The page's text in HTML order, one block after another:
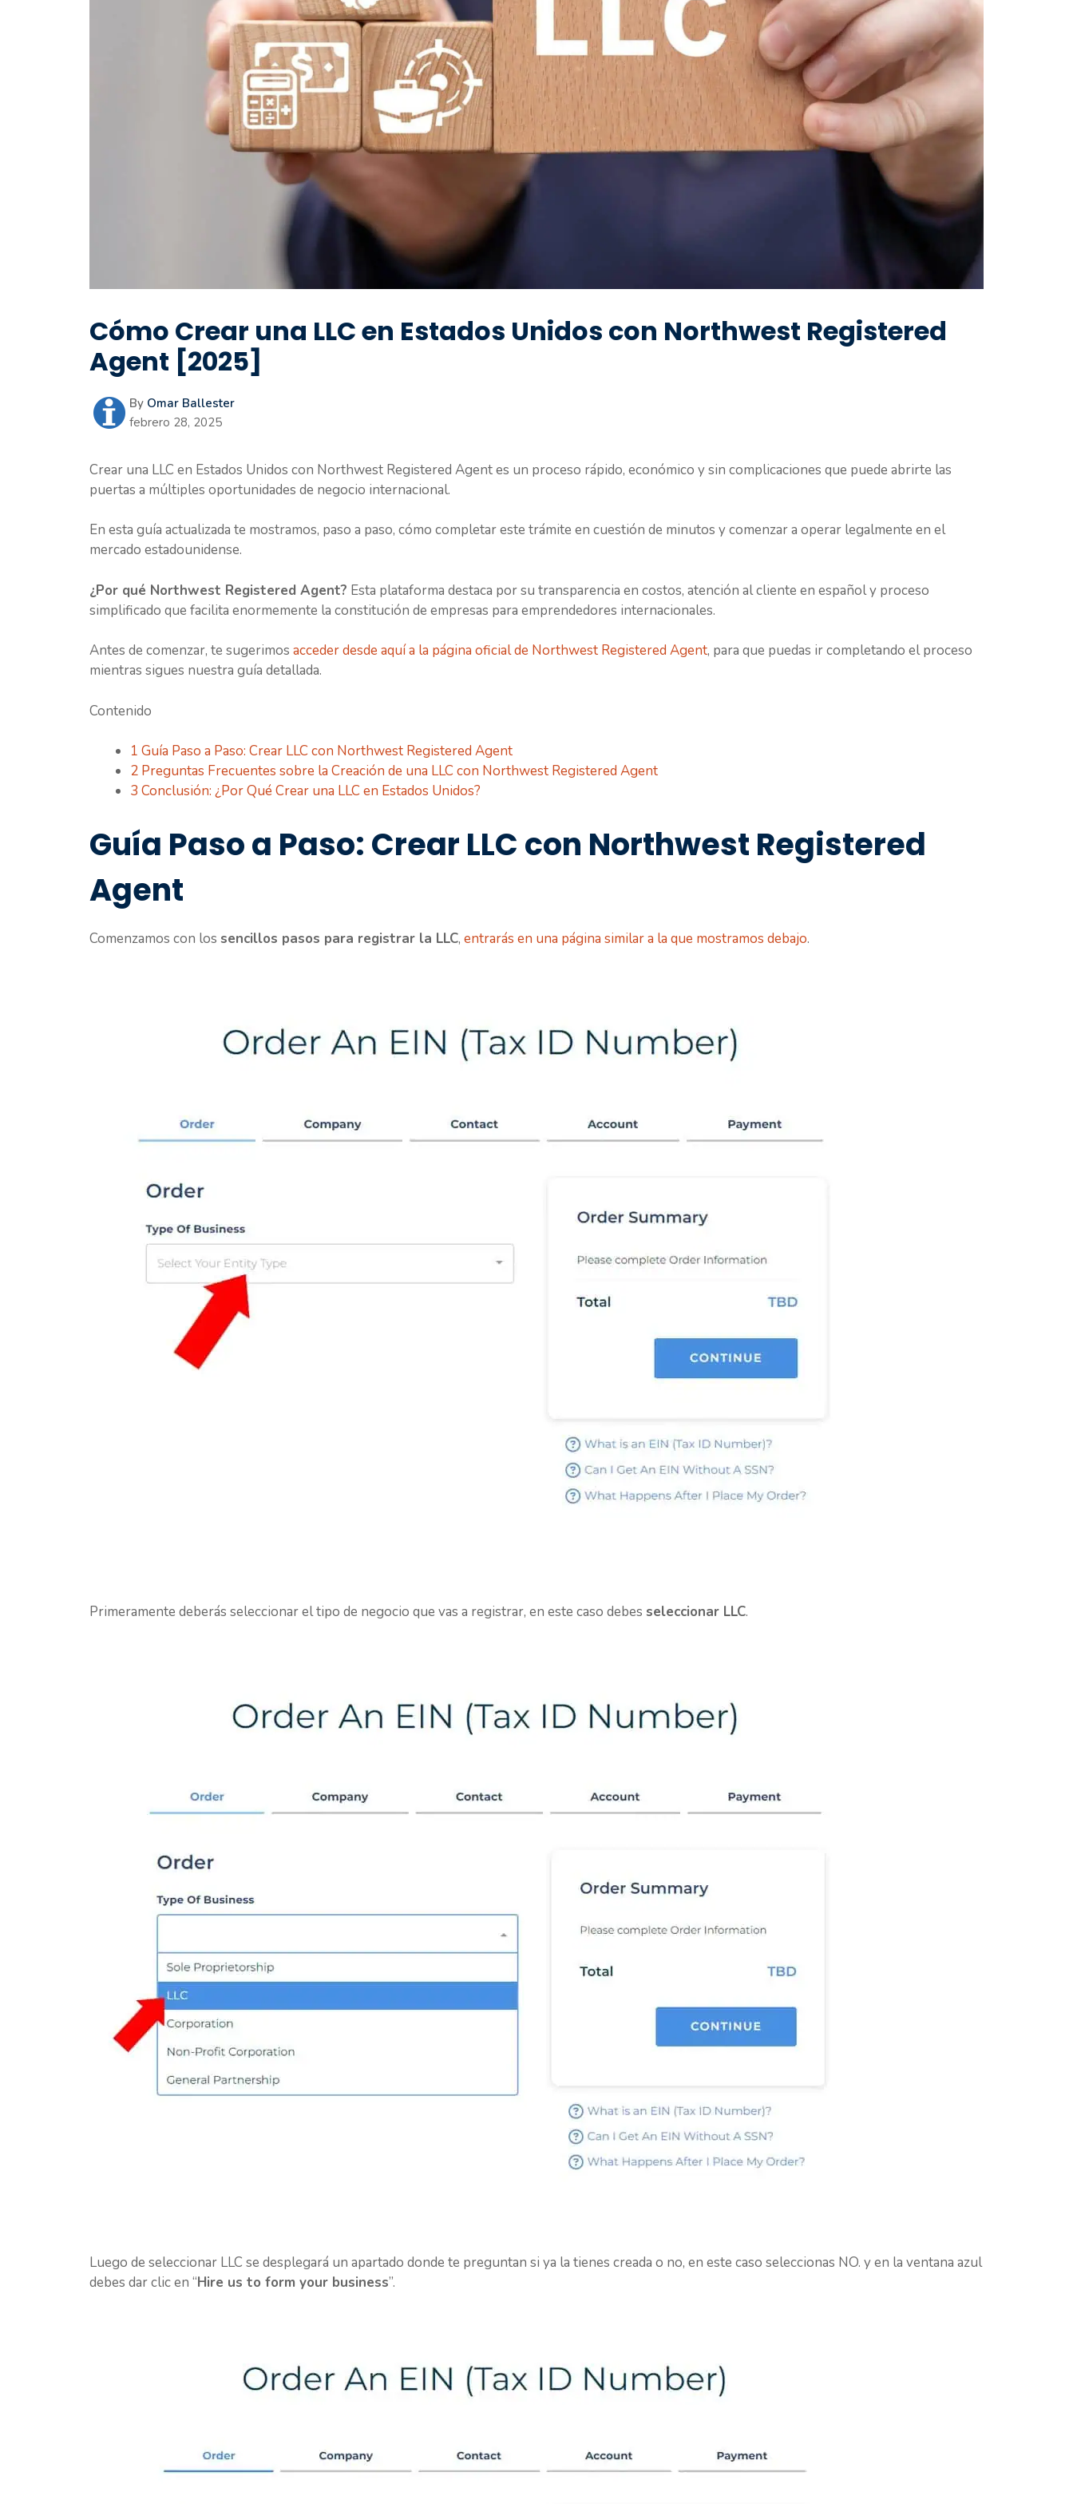
Cómo Crear una LLC en Estados Unidos con Northwest Registered
Agent [2025]
By Omar Ballester
febrero 28, 2025
Crear una LLC en Estados Unidos con Northwest Registered Agent es un proceso rápido, económico y sin complicaciones que puede abrirte las
puertas a múltiples oportunidades de negocio internacional.
En esta guía actualizada te mostramos, paso a paso, cómo completar este trámite en cuestión de minutos y comenzar a operar legalmente en el
mercado estadounidense.
¿Por qué Northwest Registered Agent? Esta plataforma destaca por su transparencia en costos, atención al cliente en español y proceso
simplificado que facilita enormemente la constitución de empresas para emprendedores internacionales.
Antes de comenzar, te sugerimos acceder desde aquí a la página oficial de Northwest Registered Agent, para que puedas ir completando el proceso
mientras sigues nuestra guía detallada.
Contenido
1 Guía Paso a Paso: Crear LLC con Northwest Registered Agent
2 Preguntas Frecuentes sobre la Creación de una LLC con Northwest Registered Agent
3 Conclusión: ¿Por Qué Crear una LLC en Estados Unidos?
Guía Paso a Paso: Crear LLC con Northwest Registered
Agent
Comenzamos con los sencillos pasos para registrar la LLC, entrarás en una página similar a la que mostramos debajo.
Primeramente deberás seleccionar el tipo de negocio que vas a registrar, en este caso debes seleccionar LLC.
Luego de seleccionar LLC se desplegará un apartado donde te preguntan si ya la tienes creada o no, en este caso seleccionas NO. y en la ventana azul
debes dar clic en “Hire us to form your business”.